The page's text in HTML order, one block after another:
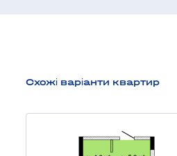
Схожі варіанти квартир